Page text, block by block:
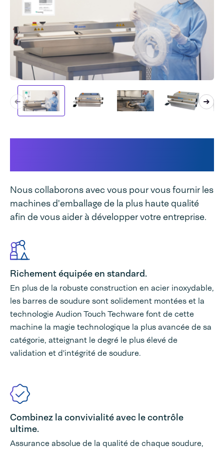
Nous collaborons avec vous pour vous fournir les
machines d'emballage de la plus haute qualité
afin de vous aider à développer votre entreprise.
Richement équipée en standard.
En plus de la robuste construction en acier inoxydable,
les barres de soudure sont solidement montées et la
technologie Audion Touch Techware font de cette
machine la magie technologique la plus avancée de sa
catégorie, atteignant le degré le plus élevé de
validation et d'intégrité de soudure.
Combinez la convivialité avec le contrôle
ultime.
Assurance absolue de la qualité de chaque soudure,